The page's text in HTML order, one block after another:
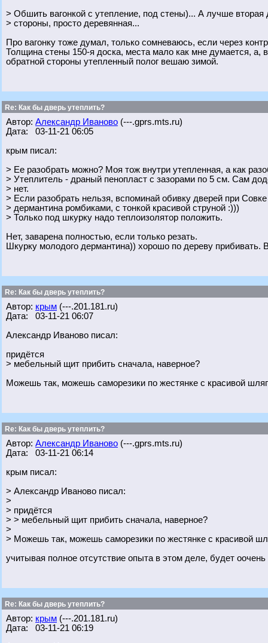
> Обшить вагонкой с утепление, под стены)... А лучше вторая
> стороны, просто деревянная...
Про вагонку тоже думал, только сомневаюсь, если через
Толщина стены 150-я доска, места мало как мне думается, а,
обратной стороны утепленный полог вешаю зимой.
Re: Как бы дверь утеплить?
Автор: Александр Иваново (---.gprs.mts.ru)
Дата: 03-11-21 06:05
крым писал:
> Ее разобрать можно? Моя тож внутри утепленная, а как
> Утеплитель - драный пенопласт с зазорами по 5 см. Сам
> нет.
> Если разобрать нельзя, вспоминай обивку дверей при
> дермантина ромбиками, с тонкой красивой струной :)))
> Только под шкурку надо теплоизолятор положить.
Нет, заварена полностью, если только резать.
Шкурку молодого дермантина)) хорошо по дереву
Re: Как бы дверь утеплить?
Автор: крым (---.201.181.ru)
Дата: 03-11-21 06:07
Александр Иваново писал:
придётся
> мебельный щит прибить сначала, наверное?
Можешь так, можешь саморезики по жестянке с красивой
Re: Как бы дверь утеплить?
Автор: Александр Иваново (---.gprs.mts.ru)
Дата: 03-11-21 06:14
крым писал:
> Александр Иваново писал:
>
> придётся
> > мебельный щит прибить сначала, наверное?
>
> Можешь так, можешь саморезики по жестянке с красивой
учитывая полное отсутствие опыта в этом деле, будет
Re: Как бы дверь утеплить?
Автор: крым (---.201.181.ru)
Дата: 03-11-21 06:19